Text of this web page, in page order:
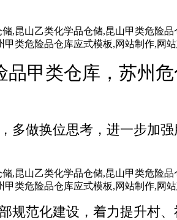
甲类仓库，苏州
多做换位思考，进一步加
规范化建设，着力提升村